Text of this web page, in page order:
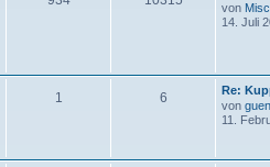
von
14. Juli
1 6
Re:
von
11.